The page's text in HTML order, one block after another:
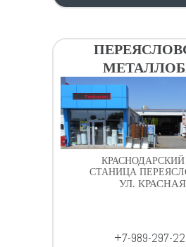
КРАСНОДАРСКИЙ
СТАНИЦА
УЛ.
+7-989-297-